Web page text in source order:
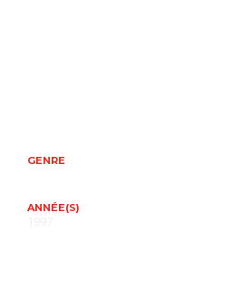
GENRE
ANNÉE(S)